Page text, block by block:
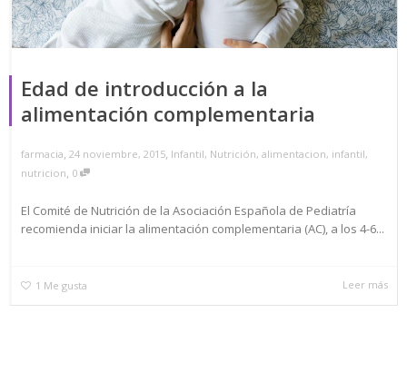
Edad de introducción a la
alimentación complementaria
farmacia, 24 noviembre, 2015, Infantil, Nutrición, alimentacion, infantil,
nutricion, 0
El Comité de Nutrición de la Asociación Española de Pediatría
recomienda iniciar la alimentación complementaria (AC), a los 4-6...
1 Me gusta Leer más